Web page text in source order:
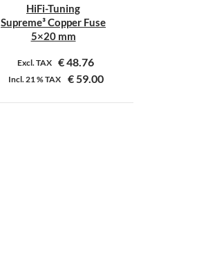
HiFi-Tuning
Supreme³ Copper Fuse
5×20 mm
Excl. TAX €48.76
Incl.21 %TAX €59.00
Dit